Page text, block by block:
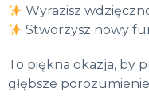
Wyrazisz
Stworzysz nowy
To piękna okazja, by
głębsze